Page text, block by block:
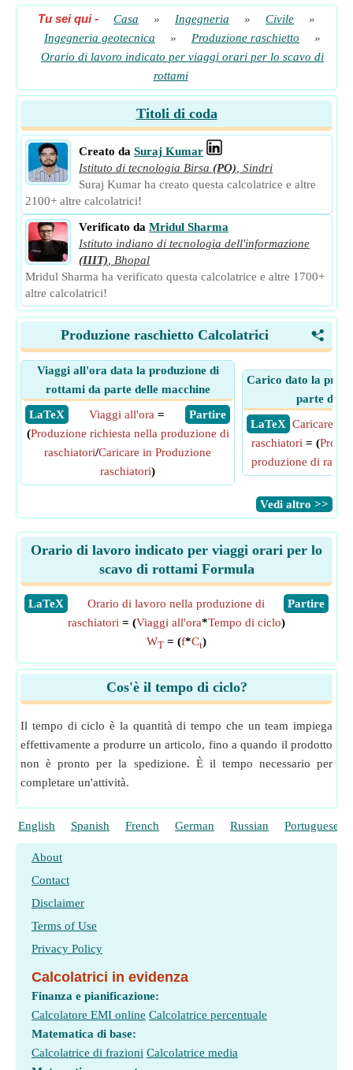
Tu sei qui- Casa » Ingegneria » Civile
»
Ingegneria geotecnica
» Produzione raschietto
»
Orario di lavoro indicato per viaggi orari per lo scavo di
rottami
Titoli di coda
Creato da Suraj Kumar
Istituto di tecnologia Birsa (PO) Sindri
Suraj Kumar ha creato questa calcolatrice e altre
2100+ altre calcolatrici!
Verificato da Mridul Sharma
Istituto indiano di tecnologia dell'informazione
(IIIT)
Bhopal
Mridul Sharma ha verificato questa calcolatrice e altre 1700+
altre calcolatrici!
<
Produzione raschietto Calcolatrici
Viaggi all'ora data la produzione di
rottami da parte delle macchine
​ LaTeX
​ Partire
Viaggi all'ora =
(Produzione richiesta nella produzione di
raschiatori/Caricare in Produzione
raschiatori)
Carico dato la
parte delle
​ LaTeX Caricare in
raschiatori = (
produzione di
​Vedi altro >>
Orario di lavoro indicato per viaggi orari per lo
scavo di rottami Formula
​LaTeX ​Partire
Orario di lavoro nella produzione di
raschiatori = (Viaggi all'ora*Tempo di ciclo)
WT = (f*Ct)
Cos'è il tempo di ciclo?
Il tempo di ciclo è la quantità di tempo che un team impiega
effettivamente a produrre un articolo, fino a quando il prodotto
non è pronto per la spedizione. È il tempo necessario per
completare un'attività.
English Spanish French German Russian Portuguese
About
Contact
Disclaimer
Terms of Use
Privacy Policy
Calcolatrici in evidenza
Finanza e pianificazione:
Calcolatore EMI online Calcolatrice percentuale
Matematica di base:
Calcolatrice di frazioni Calcolatrice media